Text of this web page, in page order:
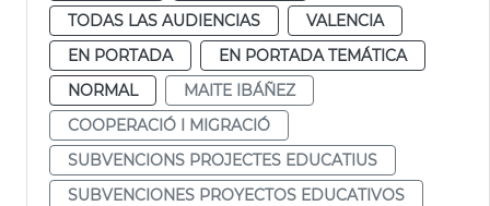
TODAS LAS AUDIENCIAS
VALENCIA
EN PORTADA
EN PORTADA TEMÁTICA
NORMAL
MAITE IBÁÑEZ
COOPERACIÓ I MIGRACIÓ
SUBVENCIONS PROJECTES EDUCATIUS
SUBVENCIONES PROYECTOS EDUCATIVOS